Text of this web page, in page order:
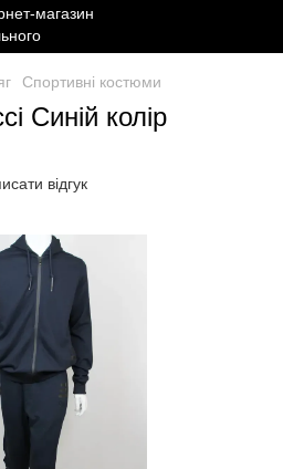
Спортивні костюми
Синій колір
відгук